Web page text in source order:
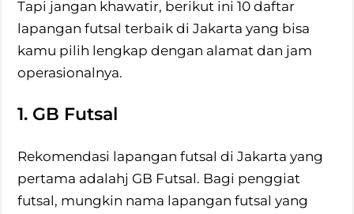
Tapi jangan khawatir, berikut ini 10 daftar
lapangan futsal terbaik di Jakarta yang bisa
kamu pilih lengkap dengan alamat dan jam
operasionalnya.
1. GB Futsal
Rekomendasi lapangan futsal di Jakarta yang
pertama adalahj GB Futsal. Bagi penggiat
futsal, mungkin nama lapangan futsal yang